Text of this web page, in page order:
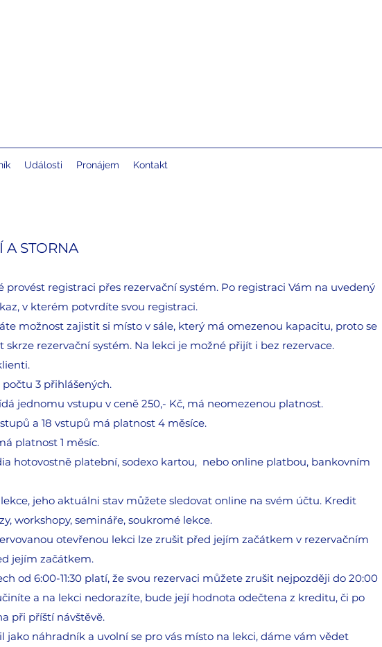
Události Pronájem Kontakt
A STORNA
provést registraci přes rezervační systém. Po registraci Vám na uvedený
v kterém potvrdíte svou registraci.
možnost zajistit si místo v sále, který má omezenou kapacitu, proto se
rezervační systém. Na lekci je možné přijít i bez rezervace.
3 přihlášených.
jednomu vstupu v ceně 250,- Kč, má neomezenou platnost.
a 18 vstupů má platnost 4 měsíce.
platnost 1 měsíc.
hotovostně platební, sodexo kartou, nebo online platbou, bankovním
jeho aktuálni stav můžete sledovat online na svém účtu. Kredit
workshopy, semináře, soukromé lekce.
otevřenou lekci lze zrušit před jejím začátkem v rezervačním
jejím začátkem.
od 6:00-11:30 platí, že svou rezervaci můžete zrušit nejpozději do 20:00
a na lekci nedorazíte, bude její hodnota odečtena z kreditu, či po
při příští návštěvě.
jako náhradník a uvolní se pro vás místo na lekci, dáme vám vědet